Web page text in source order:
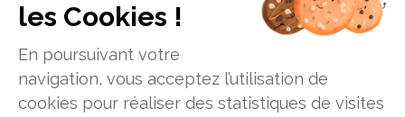
les Cookies !
En poursuivant votre
navigation, vous acceptez l’utilisation de
cookies pour réaliser des statistiques de visites